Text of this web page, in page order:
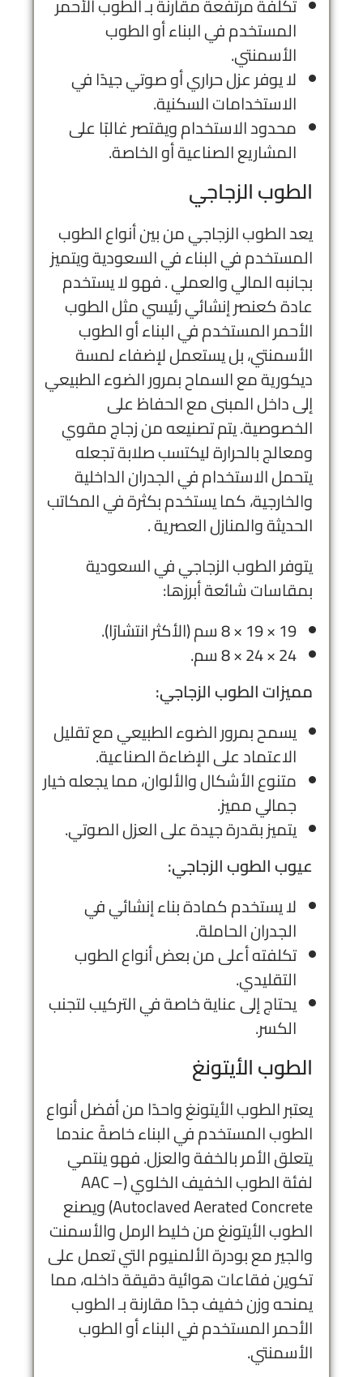
تكلفة مرتفعة مقارنة بـ الطوب الأحمر
المستخدم في البناء أو الطوب
الأسمنتي.
لا يوفر عزل حراري أو صوتي جيدًا في
الاستخدامات السكنية.
محدود الاستخدام ويقتصر غالبًا على
المشاريع الصناعية أو الخاصة.
الطوب الزجاجي
يعد الطوب الزجاجي من بين أنواع الطوب
المستخدم في البناء في السعودية ويتميز
بجانبه المالي والعملي . فهو لا يستخدم
عادة كعنصر إنشائي رئيسي مثل الطوب
الأحمر المستخدم في البناء أو الطوب
الأسمنتي، بل يستعمل لإضفاء لمسة
ديكورية مع السماح بمرور الضوء الطبيعي
إلى داخل المبنى مع الحفاظ على
الخصوصية. يتم تصنيعه من زجاج مقوي
ومعالج بالحرارة ليكتسب صلابة تجعله
يتحمل الاستخدام في الجدران الداخلية
والخارجية، كما يستخدم بكثرة في المكاتب
الحديثة والمنازل العصرية .
يتوفر الطوب الزجاجي في السعودية
بمقاسات شائعة أبرزها:
19 × 19 × 8 سم (الأكثر انتشارًا).
24 × 24 × 8 سم.
مميزات الطوب الزجاجي:
يسمح بمرور الضوء الطبيعي مع تقليل
الاعتماد على الإضاءة الصناعية.
متنوع الأشكال والألوان، مما يجعله خيار
جمالي مميز.
يتميز بقدرة جيدة على العزل الصوتي.
عيوب الطوب الزجاجي:
لا يستخدم كمادة بناء إنشائي في
الجدران الحاملة.
تكلفته أعلى من بعض أنواع الطوب
التقليدي.
يحتاج إلى عناية خاصة في التركيب لتجنب
الكسر.
الطوبالأيتونغ
يعتبر الطوب الأيتونغ واحدًا من أفضل أنواع
الطوب المستخدم في البناء خاصةً عندما
يتعلق الأمر بالخفة والعزل. فهو ينتمي
لفئة الطوب الخفيف الخلوي (AAC –
Autoclaved Aerated Concrete) ويصنع
الطوب الأيتونغ من خليط الرمل والأسمنت
والجير مع بودرة الألمنيوم التي تعمل على
تكوين فقاعات هوائية دقيقة داخله، مما
يمنحه وزن خفيف جدًا مقارنة بـ الطوب
الأحمر المستخدم في البناء أو الطوب
الأسمنتي.